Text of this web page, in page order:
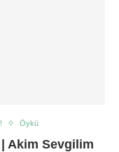
Öykü
Akim Sevgilim